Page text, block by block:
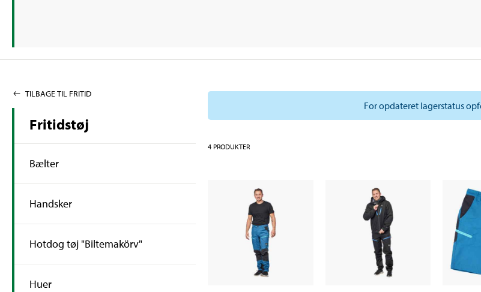
TILBAGE TIL FRITID
Fritidstøj
Bælter
Handsker
Hotdog tøj "Biltemakörv"
Huer
For opdateret lagerstatus
4 PRODUKTER